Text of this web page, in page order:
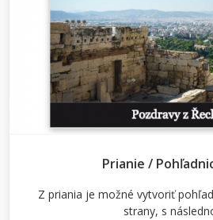
Prianie /
Z priania je možné vytvoriť
strany, s